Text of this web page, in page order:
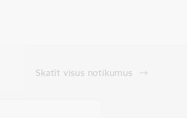
Skatīt visus notikumus